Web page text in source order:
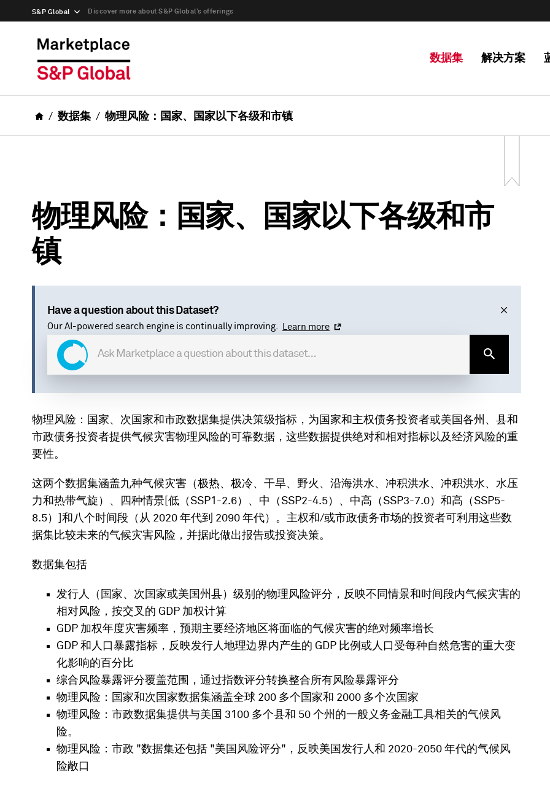
S&P Global Discover more about S&P Global’s offerings
数据集 解决方案
数据集 物理风险：国家、国家以下各级和市镇
物理风险：国家、国家以下各级和市
镇
Have a question about this Dataset?
Our AI-powered search engine is continually improving. Learn more
物理风险：国家、次国家和市政数据集提供决策级指标，为国家和主权债务投资者或美国各州、县和
市政债务投资者提供气候灾害物理风险的可靠数据，这些数据提供绝对和相对指标以及经济风险的重
要性。
这两个数据集涵盖九种气候灾害（极热、极冷、干旱、野火、沿海洪水、冲积洪水、冲积洪水、水压
力和热带气旋）、四种情景[低（SSP1-2.6）、中（SSP2-4.5）、中高（SSP3-7.0）和高（SSP5-
8.5）]和八个时间段（从 2020 年代到 2090 年代）。主权和/或市政债务市场的投资者可利用这些数
据集比较未来的气候灾害风险，并据此做出报告或投资决策。
数据集包括
发行人（国家、次国家或美国州县）级别的物理风险评分，反映不同情景和时间段内气候灾害的
相对风险，按交叉的 GDP 加权计算
GDP 加权年度灾害频率，预期主要经济地区将面临的气候灾害的绝对频率增长
GDP 和人口暴露指标，反映发行人地理边界内产生的 GDP 比例或人口受每种自然危害的重大变
化影响的百分比
综合风险暴露评分覆盖范围，通过指数评分转换整合所有风险暴露评分
物理风险：国家和次国家数据集涵盖全球 200 多个国家和 2000 多个次国家
物理风险：市政数据集提供与美国 3100 多个县和 50 个州的一般义务金融工具相关的气候风
险。
物理风险：市政 "数据集还包括 "美国风险评分"，反映美国发行人和 2020-2050 年代的气候风
险敞口